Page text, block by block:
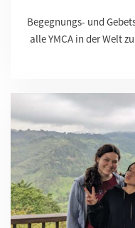
Begegnungs- und
alle YMCA in der Welt